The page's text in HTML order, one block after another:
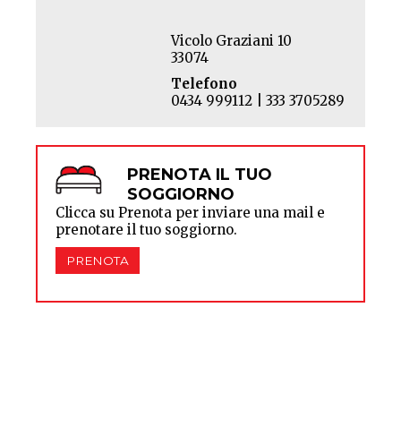
Vicolo Graziani 10
33074
Telefono
0434 999112 | 333 3705289
PRENOTA IL TUO
SOGGIORNO
Clicca su Prenota per inviare una mail e
prenotare il tuo soggiorno.
PRENOTA